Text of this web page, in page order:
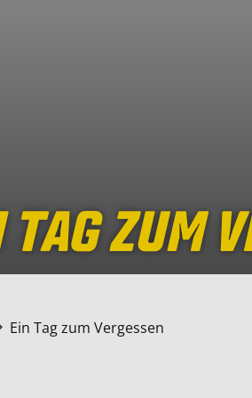
ZUM
Ein Tag zum Vergessen